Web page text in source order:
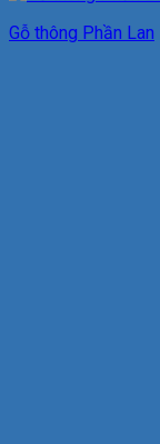
Gỗ thông Phần Lan